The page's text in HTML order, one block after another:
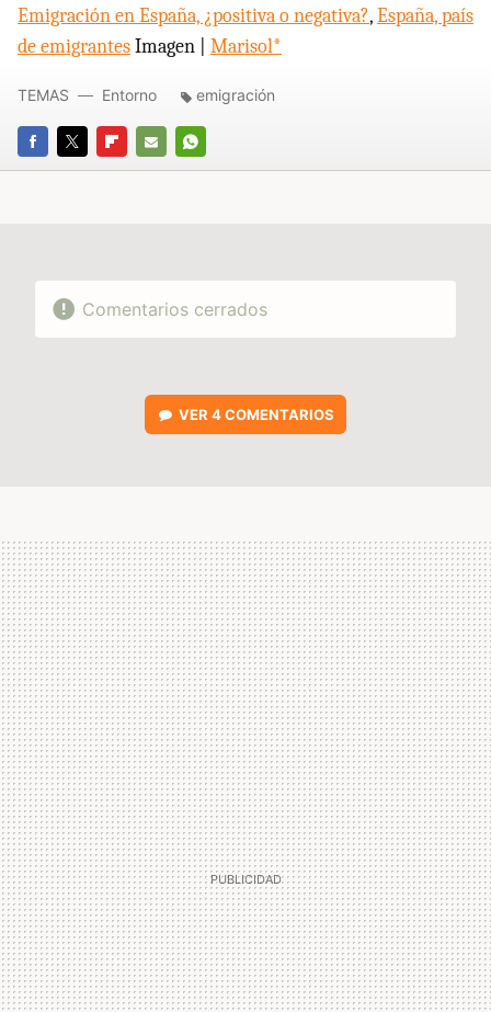
Emigración en España, ¿positiva o negativa?,España, país
de emigrantesImagen | Marisol*
FACEBOOK
TWITTERFLIPBOARD
E-
WHATSAPP
TEMAS Entorno emigración
Comentarios cerrados
VER 4 COMENTARIOS